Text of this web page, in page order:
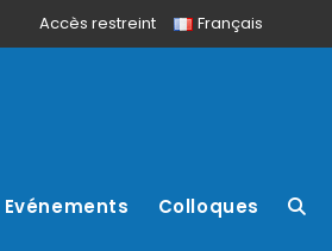
Accès restreint Français
Evénements Colloques